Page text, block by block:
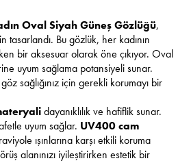
Oval Siyah Güneş Gözlüğü,
tasarlandı. Bu gözlük, her kadının
bir aksesuar olarak öne çıkıyor. Oval
uyum sağlama potansiyeli sunar.
sağlığınız için gerekli korumayı bir
dayanıklılık ve hafiflik sunar.
uyum sağlar. UV400 cam
ışınlarına karşı etkili koruma
alanınızı iyileştirirken estetik bir